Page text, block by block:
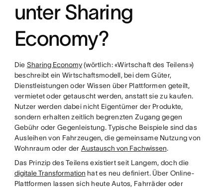
unter Sharing
Economy?
Die Sharing Economy(wörtlich: «Wirtschaft des Teilens»)
beschreibt ein Wirtschaftsmodell, bei dem Güter,
Dienstleistungen oder Wissen über Plattformen geteilt,
vermietet oder getauscht werden, anstatt sie zu kaufen.
Nutzer werden dabei nicht Eigentümer der Produkte,
sondern erhalten zeitlich begrenzten Zugang gegen
Gebühr oder Gegenleistung. Typische Beispiele sind das
Ausleihen von Fahrzeugen, die gemeinsame Nutzung von
Wohnraum oder der Austausch von Fachwissen.
Das Prinzip des Teilens existiert seit Langem, doch die
digitale Transformation hat es neu definiert. Über Online-
Plattformen lassen sich heute Autos, Fahrräder oder